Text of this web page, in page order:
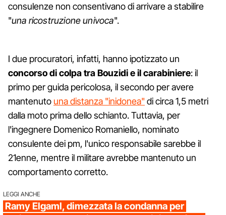
consulenze non consentivano di arrivare a stabilire
"una ricostruzione univoca".
I due procuratori, infatti, hanno ipotizzato un
concorso di colpa tra Bouzidi e il carabiniere: il
primo per guida pericolosa, il secondo per avere
mantenuto una distanza "inidonea" di circa 1,5 metri
dalla moto prima dello schianto. Tuttavia, per
l'ingegnere Domenico Romaniello, nominato
consulente dei pm, l'unico responsabile sarebbe il
21enne, mentre il militare avrebbe mantenuto un
comportamento corretto.
LEGGI ANCHE
Ramy Elgaml, dimezzata la condanna per